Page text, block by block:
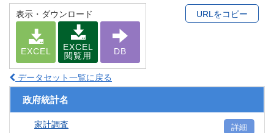
表示・ダウンロード
EXCEL
EXCEL
閲覧用
DB
URLをコピー
データセット一覧に戻る
政府統計名
家計調査 詳細